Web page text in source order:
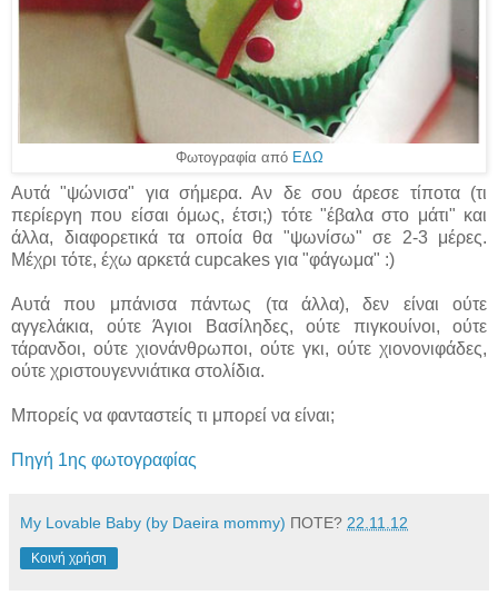
Φωτογραφία από ΕΔΩ
Αυτά "ψώνισα" για σήμερα. Αν δε σου άρεσε τίποτα (τι
περίεργη που είσαι όμως, έτσι;) τότε "έβαλα στο μάτι" και
άλλα, διαφορετικά τα οποία θα "ψωνίσω" σε 2-3 μέρες.
Μέχρι τότε, έχω αρκετά cupcakes για "φάγωμα" :)
Αυτά που μπάνισα πάντως (τα άλλα), δεν είναι ούτε
αγγελάκια, ούτε Άγιοι Βασίληδες, ούτε πιγκουίνοι, ούτε
τάρανδοι, ούτε χιονάνθρωποι, ούτε γκι, ούτε χιονονιφάδες,
ούτε χριστουγεννιάτικα στολίδια.
Μπορείς να φανταστείς τι μπορεί να είναι;
Πηγή 1ης φωτογραφίας
My Lovable Baby (by Daeira mommy) ΠΟΤΕ? 22.11.12
Κοινή χρήση